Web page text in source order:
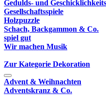
Gedulds- und
Gesellschaftsspiele
Holzpuzzle
Schach, Backgammon & Co.
spiel gut
Wir machen Musik
Zur Kategorie Dekoration
Advent & Weihnachten
Adventskranz & Co.